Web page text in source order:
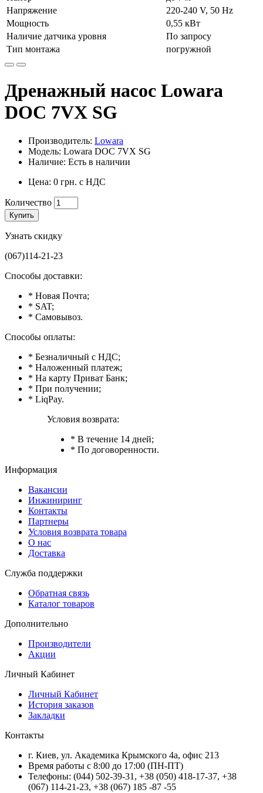
Напряжение
220-240 V, 50 Hz
Мощность
0,55 кВт
Наличие датчика уровня
По запросу
Тип монтажа
погружной
Дренажный насос Lowara
DOC 7VX SG
Производитель: Lowara
Модель: Lowara DOC 7VX SG
Наличие: Есть в наличии
Цена: 0 грн. с НДС
Количество
Купить
Узнать скидку
(067)114-21-23
Способы доставки:
* Новая Почта;
* SAT;
* Самовывоз.
Способы оплаты:
* Безналичный с НДС;
* Наложенный платеж;
* На карту Приват Банк;
* При получении;
* LiqPay.
Условия возврата:
* В течение 14 дней;
* По договоренности.
Информация
Вакансии
Инжиниринг
Контакты
Партнеры
Условия возврата товара
О нас
Доставка
Служба поддержки
Обратная связь
Каталог товаров
Дополнительно
Производители
Акции
Личный Кабинет
Личный Кабинет
История заказов
Закладки
Контакты
г. Киев, ул. Академика Крымского 4а, офис 213
Время работы с 8:00 до 17:00 (ПН-ПТ)
Телефоны: (044) 502-39-31 , +38 (050) 418-17-37, +38
(067) 114-21-23, +38 (067) 185 -87 -55